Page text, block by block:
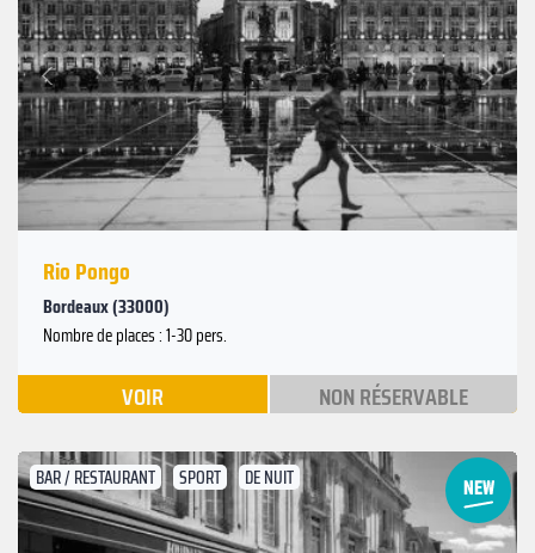
Précédent
Suivant
Rio Pongo
Bordeaux (33000)
Nombre de places : 1-30 pers.
VOIR NON RÉSERVABLE
BAR / RESTAURANT SPORT DE NUIT